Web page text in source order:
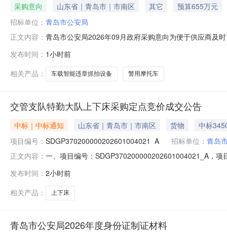
采购意向 山东省｜青岛市｜市南区 其它
预算655万元
招标单位： 青岛市公安局
正文内容： 青岛市公安局2026年09月政府采购意向为便于供应商及
因工作需要，我局拟采购警用两轮摩托车110辆，预算
章抓拍设备
发布时间： 1小时前
相关产品：
车载智能违章抓拍设备 警用摩托车
交管支队特勤大队上下床采购定点竞价成交公告
中标｜中标通知 山东省｜青岛市｜市南区 货物
中标
项目编号： SDGP370200000202601004021_A 招标单位： 青岛
正文内容： 一、项目编号：SDGP370200000202601004021_A，
报价。经评审，报价有效的供应商为3家，报价情况如下
发布时间： 2小时前
相关产品：
上下床
青岛市公安局2026年度身份证制证材料